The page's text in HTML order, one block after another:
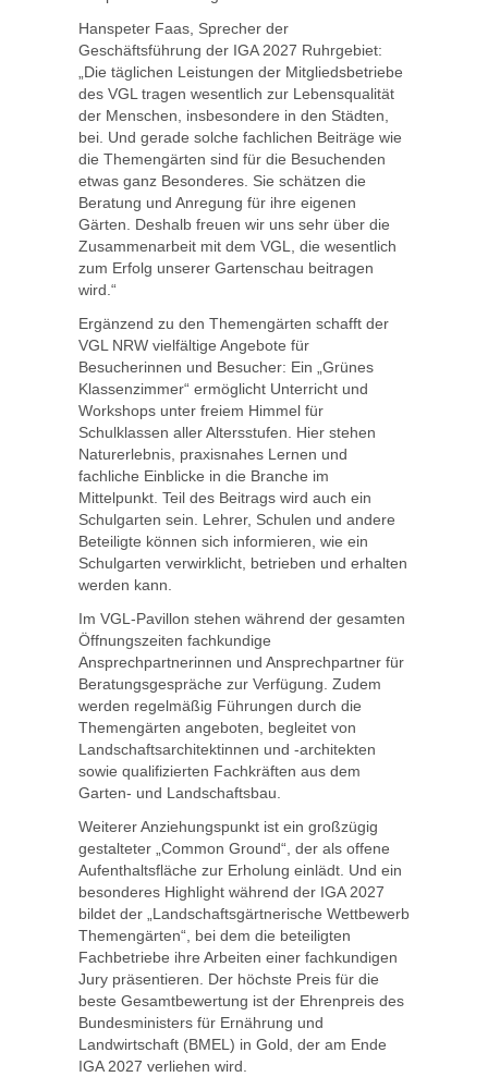
Hanspeter Faas, Sprecher der
Geschäftsführung der IGA 2027 Ruhrgebiet:
„Die täglichen Leistungen der Mitgliedsbetriebe
des VGL tragen wesentlich zur Lebensqualität
der Menschen, insbesondere in den Städten,
bei. Und gerade solche fachlichen Beiträge wie
die Themengärten sind für die Besuchenden
etwas ganz Besonderes. Sie schätzen die
Beratung und Anregung für ihre eigenen
Gärten. Deshalb freuen wir uns sehr über die
Zusammenarbeit mit dem VGL, die wesentlich
zum Erfolg unserer Gartenschau beitragen
wird.“
Ergänzend zu den Themengärten schafft der
VGL NRW vielfältige Angebote für
Besucherinnen und Besucher: Ein „Grünes
Klassenzimmer“ ermöglicht Unterricht und
Workshops unter freiem Himmel für
Schulklassen aller Altersstufen. Hier stehen
Naturerlebnis, praxisnahes Lernen und
fachliche Einblicke in die Branche im
Mittelpunkt. Teil des Beitrags wird auch ein
Schulgarten sein. Lehrer, Schulen und andere
Beteiligte können sich informieren, wie ein
Schulgarten verwirklicht, betrieben und erhalten
werden kann.
Im VGL-Pavillon stehen während der gesamten
Öffnungszeiten fachkundige
Ansprechpartnerinnen und Ansprechpartner für
Beratungsgespräche zur Verfügung. Zudem
werden regelmäßig Führungen durch die
Themengärten angeboten, begleitet von
Landschaftsarchitektinnen und -architekten
sowie qualifizierten Fachkräften aus dem
Garten- und Landschaftsbau.
Weiterer Anziehungspunkt ist ein großzügig
gestalteter „Common Ground“, der als offene
Aufenthaltsfläche zur Erholung einlädt. Und ein
besonderes Highlight während der IGA 2027
bildet der „Landschaftsgärtnerische Wettbewerb
Themengärten“, bei dem die beteiligten
Fachbetriebe ihre Arbeiten einer fachkundigen
Jury präsentieren. Der höchste Preis für die
beste Gesamtbewertung ist der Ehrenpreis des
Bundesministers für Ernährung und
Landwirtschaft (BMEL) in Gold, der am Ende
IGA 2027 verliehen wird.